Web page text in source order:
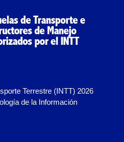
Licencia de Operación del
Terrestres de
y Custodia de
Terrestre (INTT) 2026
de la Información